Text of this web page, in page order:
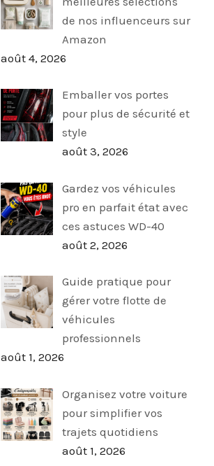
de nos influenceurs sur
Amazon
août 4, 2026
Emballer vos portes
pour plus de sécurité et
style
août 3, 2026
Gardez vos véhicules
pro en parfait état avec
ces astuces WD-40
août 2, 2026
Guide pratique pour
gérer votre flotte de
véhicules
professionnels
août 1, 2026
Organisez votre voiture
pour simplifier vos
trajets quotidiens
août 1, 2026